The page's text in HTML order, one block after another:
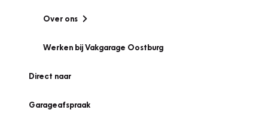
Over ons
Werken bij Vakgarage Oostburg
Direct naar
Garageafspraak